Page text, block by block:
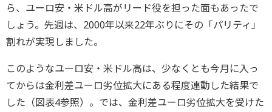
ら、ユーロ安・米ドル高がリード役を担った面もあったで
しょう。先週は、2000年以来22年ぶりにその「パリティ」
割れが実現しました。
このようなユーロ安・米ドル高は、少なくとも今月に入っ
てからは金利差ユーロ劣位拡大にある程度連動した結果で
した（図表4参照）。では、金利差ユーロ劣位拡大を受けた